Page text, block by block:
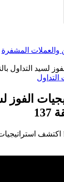
والعملات المشفرة
لسيد التداول
التداول
الفوز
استراتيجيات